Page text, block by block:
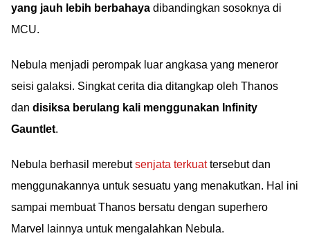
yang jauh lebih berbahaya dibandingkan sosoknya di
MCU.
Nebula menjadi perompak luar angkasa yang meneror
seisi galaksi. Singkat cerita dia ditangkap oleh Thanos
dan disiksa berulang kali menggunakan Infinity
Gauntlet.
Nebula berhasil merebutsenjata terkuattersebut dan
menggunakannya untuk sesuatu yang menakutkan. Hal ini
sampai membuat Thanos bersatu dengan superhero
Marvel lainnya untuk mengalahkan Nebula.